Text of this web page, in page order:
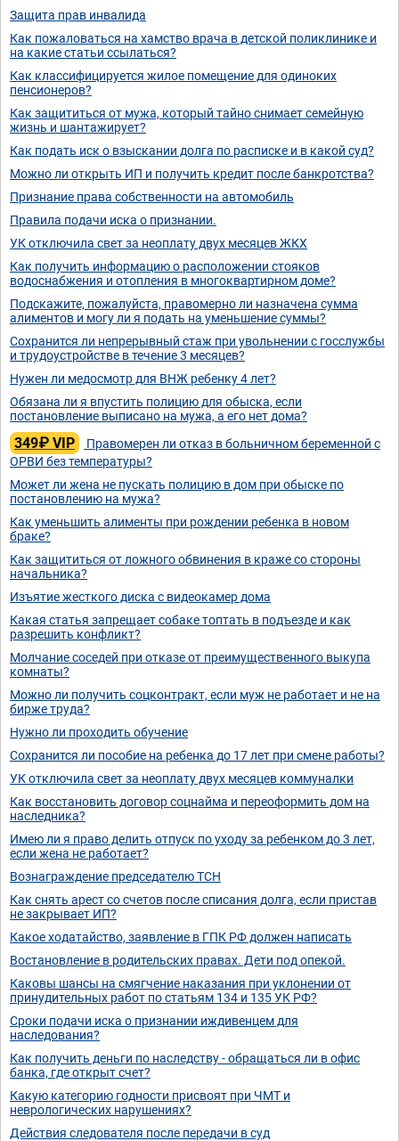
Защита прав инвалида
Как пожаловаться на хамство врача в детской поликлинике и
на какие статьи ссылаться?
Как классифицируется жилое помещение для одиноких
пенсионеров?
Как защититься от мужа, который тайно снимает семейную
жизнь и шантажирует?
Как подать иск о взыскании долга по расписке и в какой суд?
Можно ли открыть ИП и получить кредит после банкротства?
Признание права собственности на автомобиль
Правила подачи иска о признании.
УК отключила свет за неоплату двух месяцев ЖКХ
Как получить информацию о расположении стояков
водоснабжения и отопления в многоквартирном доме?
Подскажите, пожалуйста, правомерно ли назначена сумма
алиментов и могу ли я подать на уменьшение суммы?
Сохранится ли непрерывный стаж при увольнении с госслужбы
и трудоустройстве в течение 3 месяцев?
Нужен ли медосмотр для ВНЖ ребенку 4 лет?
Обязана ли я впустить полицию для обыска, если
постановление выписано на мужа, а его нет дома?
349₽ VIP
Правомерен ли отказ в больничном беременной с
ОРВИ без температуры?
Может ли жена не пускать полицию в дом при обыске по
постановлению на мужа?
Как уменьшить алименты при рождении ребенка в новом
браке?
Как защититься от ложного обвинения в краже со стороны
начальника?
Изъятие жесткого диска с видеокамер дома
Какая статья запрещает собаке топтать в подъезде и как
разрешить конфликт?
Молчание соседей при отказе от преимущественного выкупа
комнаты?
Можно ли получить соцконтракт, если муж не работает и не на
бирже труда?
Нужно ли проходить обучение
Сохранится ли пособие на ребенка до 17 лет при смене работы?
УК отключила свет за неоплату двух месяцев коммуналки
Как восстановить договор соцнайма и переоформить дом на
наследника?
Имею ли я право делить отпуск по уходу за ребенком до 3 лет,
если жена не работает?
Вознаграждение председателю ТСН
Как снять арест со счетов после списания долга, если пристав
не закрывает ИП?
Какое ходатайство, заявление в ГПК РФ должен написать
Востановление в родительских правах. Дети под опекой.
Каковы шансы на смягчение наказания при уклонении от
принудительных работ по статьям 134 и 135 УК РФ?
Сроки подачи иска о признании иждивенцем для
наследования?
Как получить деньги по наследству - обращаться ли в офис
банка, где открыт счет?
Какую категорию годности присвоят при ЧМТ и
неврологических нарушениях?
Действия следователя после передачи в суд